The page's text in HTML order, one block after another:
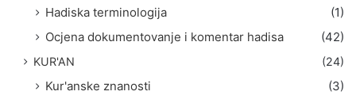
Hadiska terminologija
(1)
Ocjena dokumentovanje i komentar hadisa
(42)
KUR'AN (24)
Kur'anske znanosti
(3)